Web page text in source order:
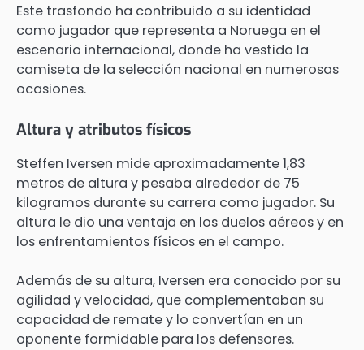
Este trasfondo ha contribuido a su identidad
como jugador que representa a Noruega en el
escenario internacional, donde ha vestido la
camiseta de la selección nacional en numerosas
ocasiones.
Altura y atributos físicos
Steffen Iversen mide aproximadamente 1,83
metros de altura y pesaba alrededor de 75
kilogramos durante su carrera como jugador. Su
altura le dio una ventaja en los duelos aéreos y en
los enfrentamientos físicos en el campo.
Además de su altura, Iversen era conocido por su
agilidad y velocidad, que complementaban su
capacidad de remate y lo convertían en un
oponente formidable para los defensores.